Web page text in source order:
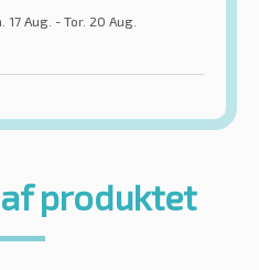
Aug. - Tor. 20 Aug.
produktet